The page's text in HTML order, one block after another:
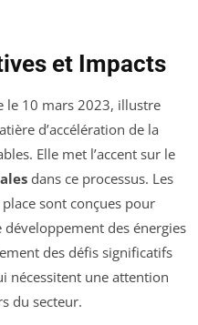
et Impacts
le 10 mars 2023, illustre
d’accélération de la
Elle met l’accent sur le
dans ce processus. Les
sont conçues pour
des énergies
des défis significatifs
nécessitent une attention
du secteur.